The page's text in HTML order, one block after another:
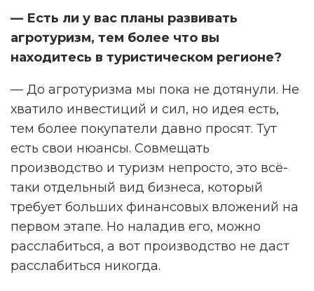
— Есть ли у вас планы развивать
агротуризм, тем более что вы
находитесь в туристическом регионе?
— До агротуризма мы пока не дотянули. Не
хватило инвестиций и сил, но идея есть,
тем более покупатели давно просят. Тут
есть свои нюансы. Совмещать
производство и туризм непросто, это всё-
таки отдельный вид бизнеса, который
требует больших финансовых вложений на
первом этапе. Но наладив его, можно
расслабиться, а вот производство не даст
расслабиться никогда.